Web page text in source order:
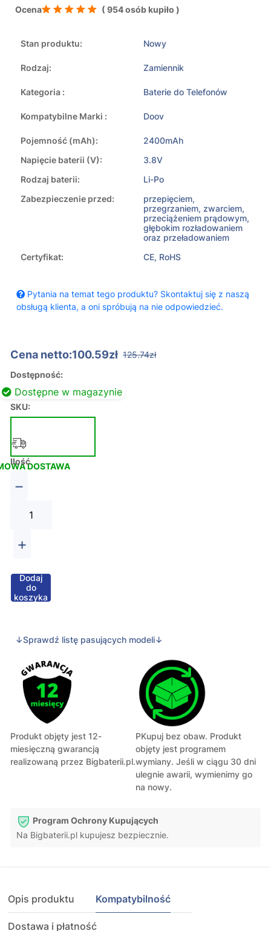
Ocena ( 954 osób kupiło )
Stan produktu: Nowy
Rodzaj: Zamiennik
Kategoria : Baterie do Telefonów
Kompatybilne Marki : Doov
Pojemność (mAh):
2400mAh
Napięcie baterii (V):
3.8V
Rodzaj baterii:
Li-Po
Zabezpieczenie przed:
przepięciem,
przegrzaniem, zwarciem,
przeciążeniem prądowym,
głębokim rozładowaniem
oraz przeładowaniem
Certyfikat:
CE, RoHS
Pytania na temat tego produktu? Skontaktuj się z naszą
obsługą klienta, a oni spróbują na nie odpowiedzieć.
Cena netto:100.59zł 125.74zł
Dostępność:
Dostępne w magazynie
SKU:
DOSTAWA
Ilość
−
+
Dodaj
do
koszyka
↓Sprawdź listę pasujących modeli↓
Produkt objęty jest 12-
miesięczną gwarancją
realizowaną przez Bigbaterii.pl.
PKupuj bez obaw. Produkt
objęty jest programem
wymiany. Jeśli w ciągu 30 dni
ulegnie awarii, wymienimy go
na nowy.
Program Ochrony Kupujących
Na Bigbaterii.pl kupujesz bezpiecznie.
Opis produktu Kompatybilność
Dostawa i płatność